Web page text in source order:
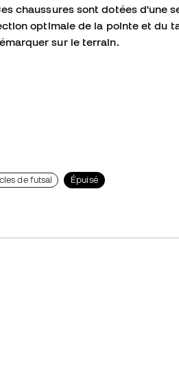
chaussures sont dotées d'une
optimale de la pointe et du
sur le terrain.
de futsal Épuisé